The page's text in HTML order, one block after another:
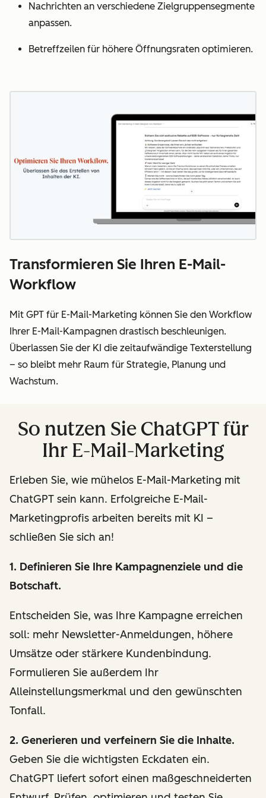
Nachrichten an verschiedene Zielgruppensegmente
anpassen.
Betreffzeilen für höhere Öffnungsraten optimieren.
Transformieren Sie Ihren E-Mail-
Workflow
Mit GPT für E-Mail-Marketing können Sie den Workflow
Ihrer E-Mail-Kampagnen drastisch beschleunigen.
Überlassen Sie der KI die zeitaufwändige Texterstellung
– so bleibt mehr Raum für Strategie, Planung und
Wachstum.
So nutzen Sie ChatGPT für
Ihr E-Mail-Marketing
Erleben Sie, wie mühelos E-Mail-Marketing mit
ChatGPT sein kann. Erfolgreiche E-Mail-
Marketingprofis arbeiten bereits mit KI –
schließen Sie sich an!
1. Definieren Sie Ihre Kampagnenziele und die
Botschaft.
Entscheiden Sie, was Ihre Kampagne erreichen
soll: mehr Newsletter-Anmeldungen, höhere
Umsätze oder stärkere Kundenbindung.
Formulieren Sie außerdem Ihr
Alleinstellungsmerkmal und den gewünschten
Tonfall.
2. Generieren und verfeinern Sie die Inhalte.
Geben Sie die wichtigsten Eckdaten ein.
ChatGPT liefert sofort einen maßgeschneiderten